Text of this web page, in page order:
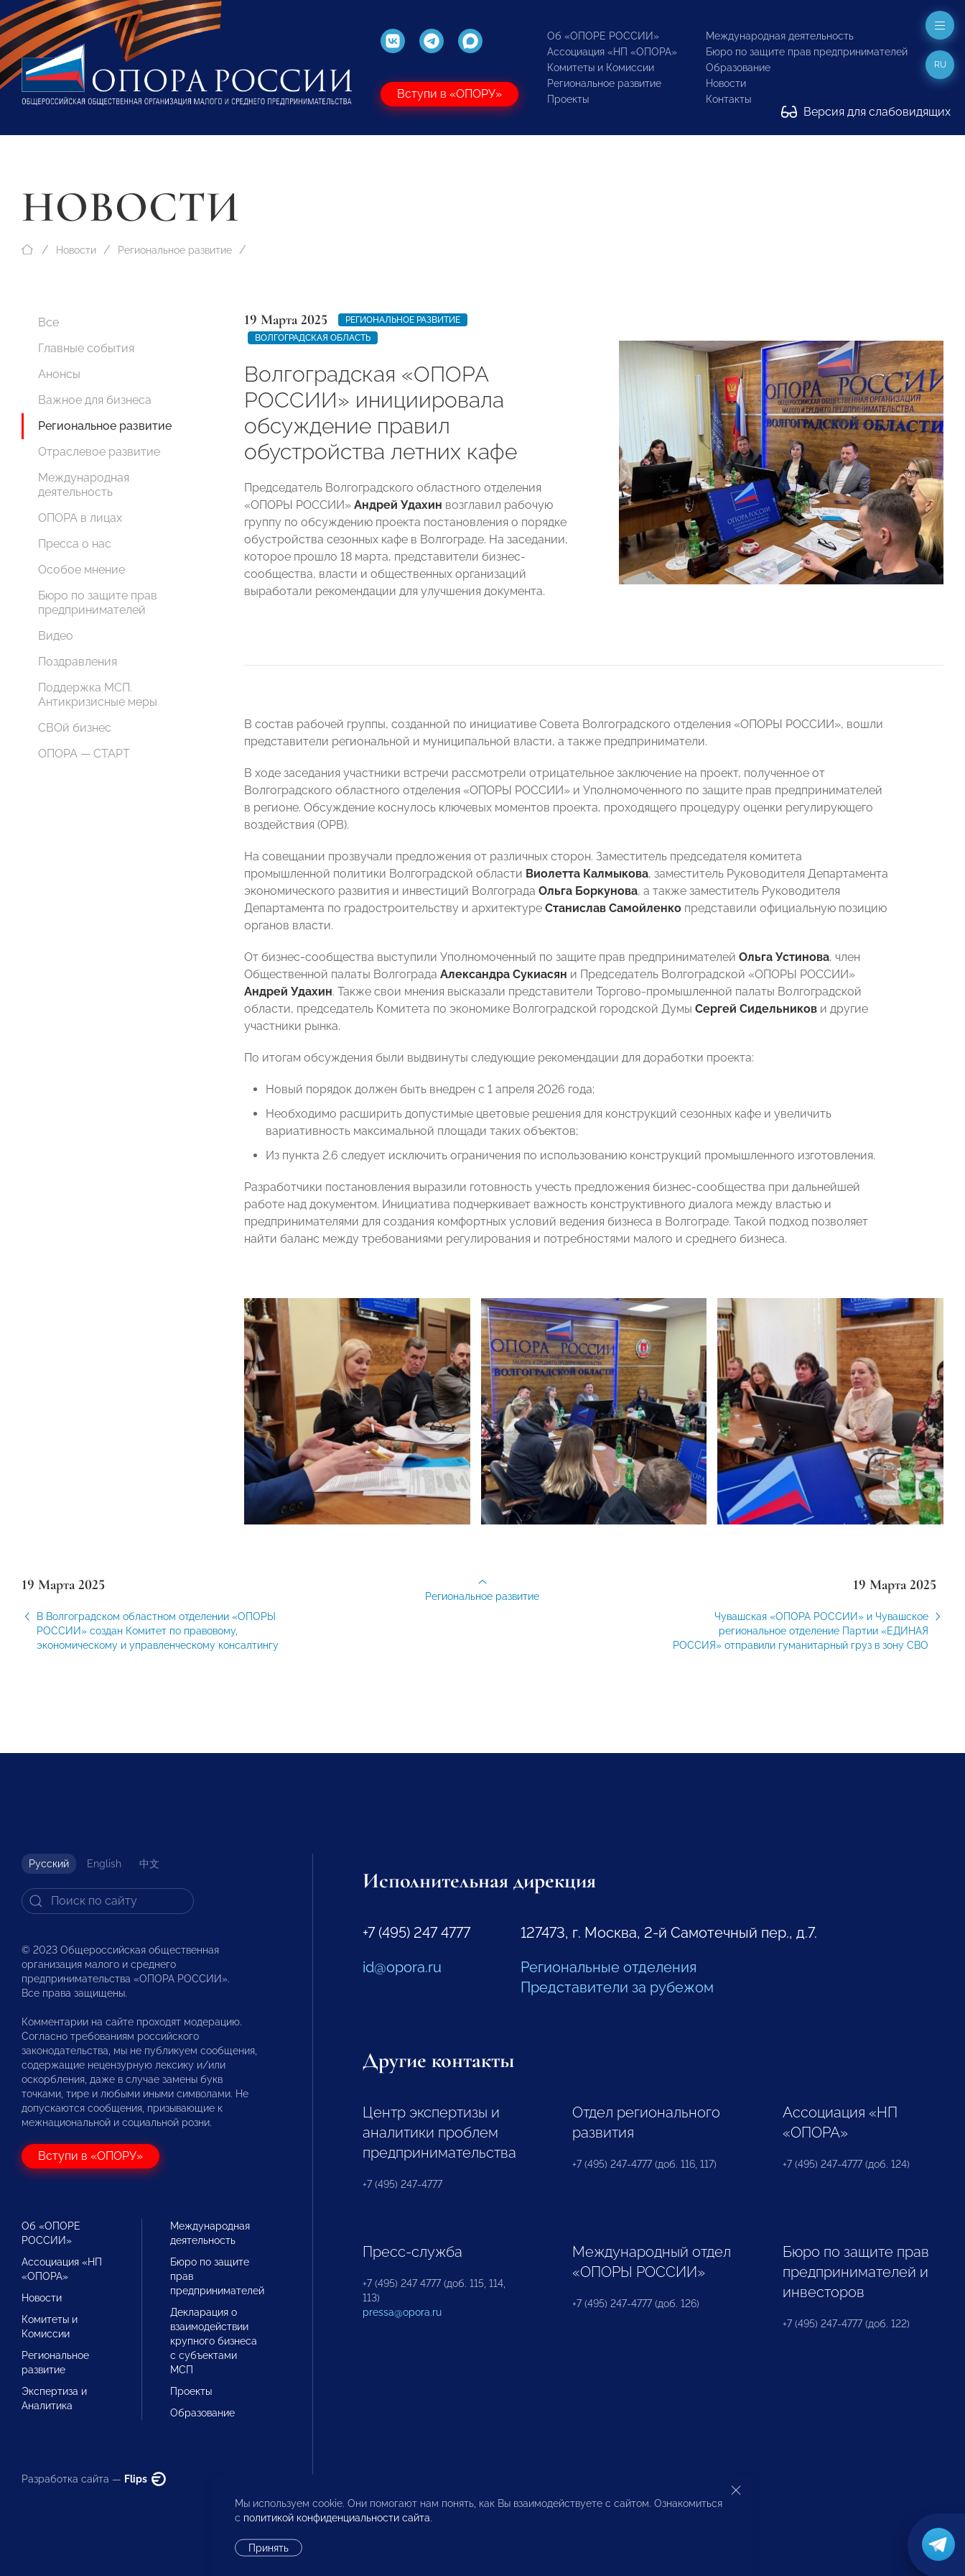
Вступи в «ОПОРУ»
Об «ОПОРЕ РОССИИ»
Ассоциация «НП «ОПОРА»
Комитеты и Комиссии
Региональное развитие
Проекты
Международная деятельность
Бюро по защите прав предпринимателей
Образование
Новости
Контакты
Версия для слабовидящих
RU
НОВОСТИ
Новости Региональное развитие
Все
Главные события
Анонсы
Важное для бизнеса
Региональное развитие
Отраслевое развитие
Международная
деятельность
ОПОРА в лицах
Пресса о нас
Особое мнение
Бюро по защите прав
предпринимателей
Видео
Поздравления
Поддержка МСП.
Антикризисные меры
СВОй бизнес
ОПОРА — СТАРТ
19 Марта 2025
РЕГИОНАЛЬНОЕ РАЗВИТИЕ
ВОЛГОГРАДСКАЯ ОБЛАСТЬ
Волгоградская «ОПОРА
РОССИИ» инициировала
обсуждение правил
обустройства летних кафе
Председатель Волгоградского областного отделения
«ОПОРЫ РОССИИ» Андрей Удахин возглавил рабочую
группу по обсуждению проекта постановления о порядке
обустройства сезонных кафе в Волгограде. На заседании,
которое прошло 18 марта, представители бизнес-
сообщества, власти и общественных организаций
выработали рекомендации для улучшения документа.
В состав рабочей группы, созданной по инициативе Совета Волгоградского отделения «ОПОРЫ РОССИИ», вошли
представители региональной и муниципальной власти, а также предприниматели.
В ходе заседания участники встречи рассмотрели отрицательное заключение на проект, полученное от
Волгоградского областного отделения «ОПОРЫ РОССИИ» и Уполномоченного по защите прав предпринимателей
в регионе. Обсуждение коснулось ключевых моментов проекта, проходящего процедуру оценки регулирующего
воздействия (ОРВ).
На совещании прозвучали предложения от различных сторон. Заместитель председателя комитета
промышленной политики Волгоградской области Виолетта Калмыкова, заместитель Руководителя Департамента
экономического развития и инвестиций Волгограда Ольга Боркунова, а также заместитель Руководителя
Департамента по градостроительству и архитектуре Станислав Самойленко представили официальную позицию
органов власти.
От бизнес-сообщества выступили Уполномоченный по защите прав предпринимателей Ольга Устинова, член
Общественной палаты Волгограда Александра Сукиасян и Председатель Волгоградской «ОПОРЫ РОССИИ»
Андрей Удахин. Также свои мнения высказали представители Торгово-промышленной палаты Волгоградской
области, председатель Комитета по экономике Волгоградской городской Думы Сергей Сидельников и другие
участники рынка.
По итогам обсуждения были выдвинуты следующие рекомендации для доработки проекта:
Новый порядок должен быть внедрен с 1 апреля 2026 года;
Необходимо расширить допустимые цветовые решения для конструкций сезонных кафе и увеличить
вариативность максимальной площади таких объектов;
Из пункта 2.6 следует исключить ограничения по использованию конструкций промышленного изготовления.
Разработчики постановления выразили готовность учесть предложения бизнес-сообщества при дальнейшей
работе над документом. Инициатива подчеркивает важность конструктивного диалога между властью и
предпринимателями для создания комфортных условий ведения бизнеса в Волгограде. Такой подход позволяет
найти баланс между требованиями регулирования и потребностями малого и среднего бизнеса.
19 Марта 2025
В Волгоградском областном отделении «ОПОРЫ
РОССИИ» создан Комитет по правовому,
экономическому и управленческому консалтингу
19 Марта 2025
Чувашская «ОПОРА РОССИИ» и Чувашское
региональное отделение Партии «ЕДИНАЯ
РОССИЯ» отправили гуманитарный груз в зону СВО
Региональное развитие
Русский English 中文
© 2023 Общероссийская общественная
организация малого и среднего
предпринимательства «ОПОРА РОССИИ».
Все права защищены.
Комментарии на сайте проходят модерацию.
Согласно требованиям российского
законодательства, мы не публикуем сообщения,
содержащие нецензурную лексику и/или
оскорбления, даже в случае замены букв
точками, тире и любыми иными символами. Не
допускаются сообщения, призывающие к
межнациональной и социальной розни.
Вступи в «ОПОРУ»
Об «ОПОРЕ
РОССИИ»
Ассоциация «НП
«ОПОРА»
Новости
Комитеты и
Комиссии
Региональное
развитие
Экспертиза и
Аналитика
Международная
деятельность
Бюро по защите
прав
предпринимателей
Декларация о
взаимодействии
крупного бизнеса
с субъектами
МСП
Проекты
Образование
Разработка сайта — Flips
Исполнительная дирекция
+7 (495) 247 4777
id@opora.ru
127473, г. Москва, 2-й Самотечный пер., д.7.
Региональные отделения
Представители за рубежом
Другие контакты
Центр экспертизы и
аналитики проблем
предпринимательства
+7 (495) 247-4777
Отдел регионального
развития
+7 (495) 247-4777 (доб. 116, 117)
Ассоциация «НП
«ОПОРА»
+7 (495) 247-4777 (доб. 124)
Пресс-служба
+7 (495) 247 4777 (доб. 115, 114,
113)
pressa@opora.ru
Международный отдел
«ОПОРЫ РОССИИ»
+7 (495) 247-4777 (доб. 126)
Бюро по защите прав
предпринимателей и
инвесторов
+7 (495) 247-4777 (доб. 122)
Мы используем cookie. Они помогают нам понять, как Вы взаимодействуете с сайтом. Ознакомиться
с политикой конфиденциальности сайта.
Принять